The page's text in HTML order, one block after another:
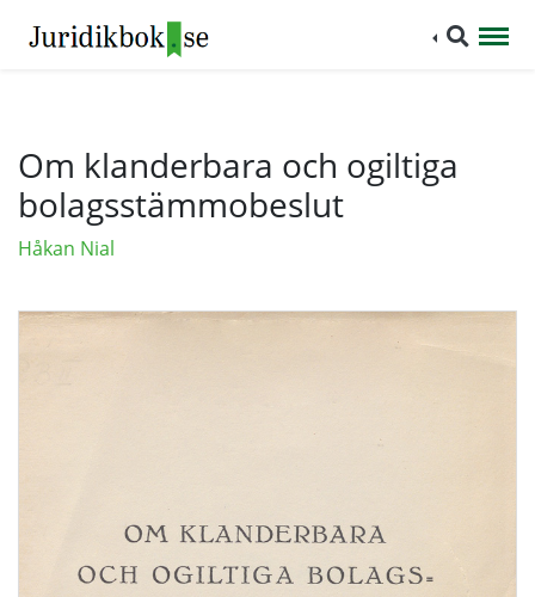
Om klanderbara och ogiltiga
bolagsstämmobeslut
Håkan Nial